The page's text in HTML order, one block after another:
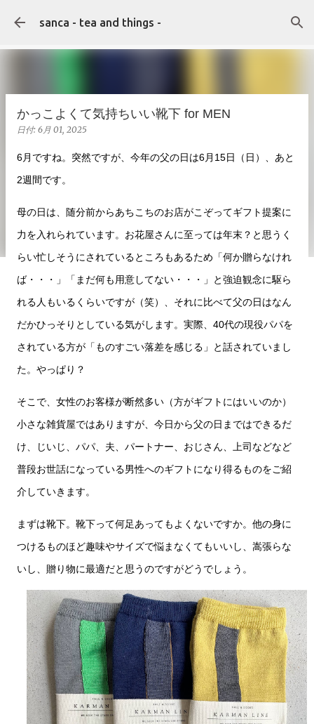
スキップしてメイン コンテンツに移動
sanca - tea and things -
かっこよくて気持ちいい靴下 for MEN
日付: 6月 01, 2025
6月ですね。突然ですが、今年の父の日は6月15日（日）、あと
2週間です。
母の日は、随分前からあちこちのお店がこぞってギフト提案に
力を入れられています。お花屋さんに至っては年末？と思うく
らい忙しそうにされているところもあるため「何か贈らなけれ
ば・・・」「まだ何も用意してない・・・」と強迫観念に駆ら
れる人もいるくらいですが（笑）、それに比べて父の日はなん
だかひっそりとしている気がします。実際、40代の現役パパを
されている方が「ものすごい落差を感じる」と話されていまし
た。やっぱり？
そこで、女性のお客様が断然多い（方がギフトにはいいのか）
小さな雑貨屋ではありますが、今日から父の日まではできるだ
け、じいじ、パパ、夫、パートナー、おじさん、上司などなど
普段お世話になっている男性へのギフトになり得るものをご紹
介していきます。
まずは靴下。靴下って何足あってもよくないですか。他の身に
つけるものほど趣味やサイズで悩まなくてもいいし、嵩張らな
いし、贈り物に最適だと思うのですがどうでしょう。